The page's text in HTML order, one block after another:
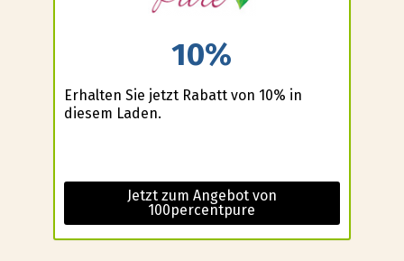
10%
Erhalten Sie jetzt Rabatt von 10% in
diesem Laden.
Jetzt zum Angebot von
100percentpure